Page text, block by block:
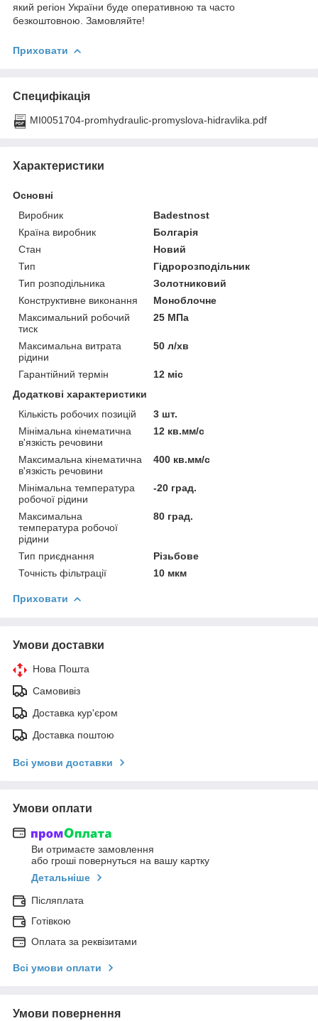
який регіон України буде оперативною та часто
безкоштовною. Замовляйте!
Приховати
Специфікація
MI0051704-promhydraulic-promyslova-hidravlika.pdf
Характеристики
Основні
Виробник
Badestnost
Країна виробник
Болгарія
Стан
Новий
Тип
Гідророзподільник
Тип розподільника
Золотниковий
Конструктивне виконання
Моноблочне
Максимальний робочий
тиск
25 МПа
Максимальна витрата
рідини
50 л/хв
Гарантійний термін
12 міс
Додаткові характеристики
Кількість робочих позицій
3 шт.
Мінімальна кінематична
в'язкість речовини
12 кв.мм/с
Максимальна кінематична
в'язкість речовини
400 кв.мм/с
Мінімальна температура
робочої рідини
-20 град.
Максимальна
температура робочої
рідини
80 град.
Тип приєднання
Різьбове
Точність фільтрації
10 мкм
Приховати
Умови доставки
Нова Пошта
Самовивіз
Доставка кур'єром
Доставка поштою
Всі умови доставки
Умови оплати
Ви отримаєте замовлення
або гроші повернуться на вашу картку
Детальніше
Післяплата
Готівкою
Оплата за реквізитами
Всі умови оплати
Умови повернення